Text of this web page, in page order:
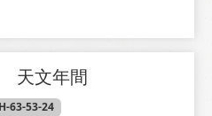
天文年間
H-63-53-24